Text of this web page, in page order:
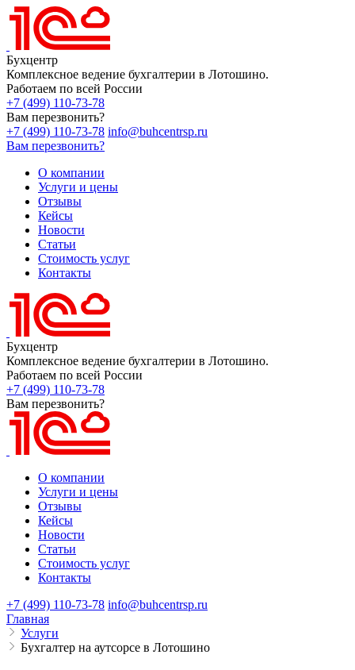
Бухцентр
Комплексное ведение бухгалтерии в Лотошино.
Работаем по всей России
+7 (499) 110-73-78
Вам перезвонить?
+7 (499) 110-73-78 info@buhcentrsp.ru
Вам перезвонить?
О компании
Услуги и цены
Отзывы
Кейсы
Новости
Статьи
Стоимость услуг
Контакты
Бухцентр
Комплексное ведение бухгалтерии в Лотошино.
Работаем по всей России
+7 (499) 110-73-78
Вам перезвонить?
О компании
Услуги и цены
Отзывы
Кейсы
Новости
Статьи
Стоимость услуг
Контакты
+7 (499) 110-73-78 info@buhcentrsp.ru
Главная
Услуги
Бухгалтер на аутсорсе в Лотошино